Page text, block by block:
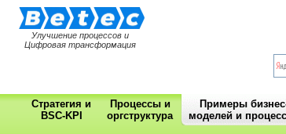
Улучшение процессов и
Цифровая трансформация
Стратегия и
BSC-KPI
Процессы и
оргструктура
Примеры
моделей и